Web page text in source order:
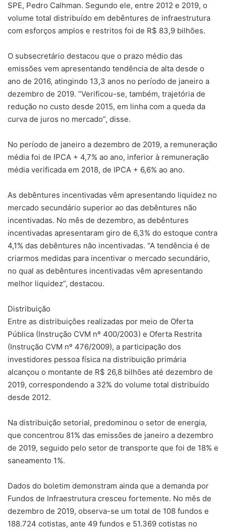
SPE, Pedro Calhman. Segundo ele, entre 2012 e 2019, o
volume total distribuído em debêntures de infraestrutura
com esforços amplos e restritos foi de R$ 83,9 bilhões.
O subsecretário destacou que o prazo médio das
emissões vem apresentando tendência de alta desde o
ano de 2016, atingindo 13,3 anos no período de janeiro a
dezembro de 2019. “Verificou-se, também, trajetória de
redução no custo desde 2015, em linha com a queda da
curva de juros no mercado”, disse.
No período de janeiro a dezembro de 2019, a remuneração
média foi de IPCA + 4,7% ao ano, inferior à remuneração
média verificada em 2018, de IPCA + 6,6% ao ano.
As debêntures incentivadas vêm apresentando liquidez no
mercado secundário superior ao das debêntures não
incentivadas. No mês de dezembro, as debêntures
incentivadas apresentaram giro de 6,3% do estoque contra
4,1% das debêntures não incentivadas. “A tendência é de
criarmos medidas para incentivar o mercado secundário,
no qual as debêntures incentivadas vêm apresentando
melhor liquidez”, destacou.
Distribuição
Entre as distribuições realizadas por meio de Oferta
Pública (Instrução CVM nº 400/2003) e Oferta Restrita
(Instrução CVM nº 476/2009), a participação dos
investidores pessoa física na distribuição primária
alcançou o montante de R$ 26,8 bilhões até dezembro de
2019, correspondendo a 32% do volume total distribuído
desde 2012.
Na distribuição setorial, predominou o setor de energia,
que concentrou 81% das emissões de janeiro a dezembro
de 2019, seguido pelo setor de transporte que foi de 18% e
saneamento 1%.
Dados do boletim demonstram ainda que a demanda por
Fundos de Infraestrutura cresceu fortemente. No mês de
dezembro de 2019, observa-se um total de 108 fundos e
188.724 cotistas, ante 49 fundos e 51.369 cotistas no